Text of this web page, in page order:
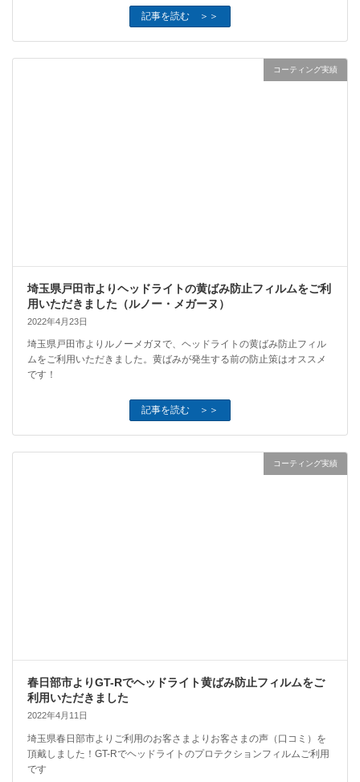
記事を読む ＞＞
コーティング実績
埼玉県戸田市よりヘッドライトの黄ばみ防止フィルムをご利
用いただきました（ルノー・メガーヌ）
2022年4月23日
埼玉県戸田市よりルノーメガヌで、ヘッドライトの黄ばみ防止フィル
ムをご利用いただきました。黄ばみが発生する前の防止策はオススメ
です！
記事を読む ＞＞
コーティング実績
春日部市よりGT-Rでヘッドライト黄ばみ防止フィルムをご
利用いただきました
2022年4月11日
埼玉県春日部市よりご利用のお客さまよりお客さまの声（口コミ）を
頂戴しました！GT-Rでヘッドライトのプロテクションフィルムご利用
です